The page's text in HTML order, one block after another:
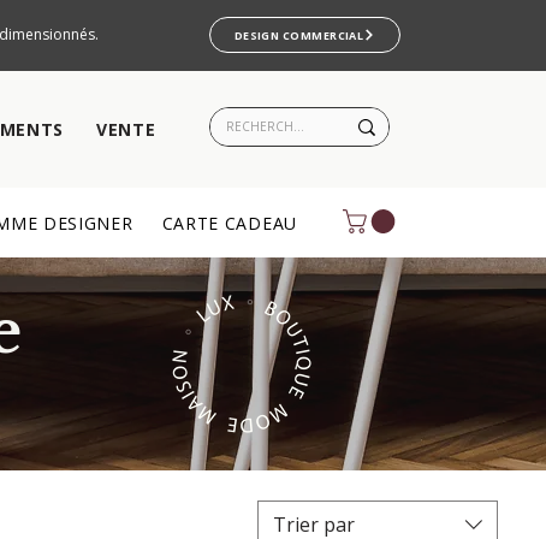
DESIGN COMMERCIAL
VENTE
DESIGNER CARTE CADEAU
Trier par